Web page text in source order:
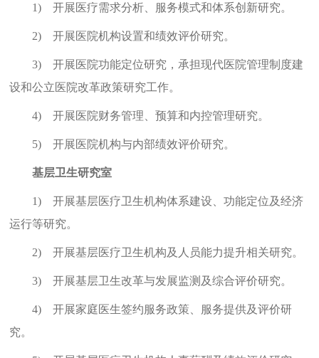
1) 开展医疗需求分析、服务模式和体系创新研究。
2) 开展医院机构设置和绩效评价研究。
3)
开展医院功能定位研究，承担现代医院管理制度建
设和公立医院改革政策研究工作。
4) 开展医院财务管理、预算和内控管理研究。
5) 开展医院机构与内部绩效评价研究。
基层卫生研究室
1)
开展基层医疗卫生机构体系建设、功能定位及经济
运行等研究。
2) 开展基层医疗卫生机构及人员能力提升相关研究。
3) 开展基层卫生改革与发展监测及综合评价研究。
4)
开展家庭医生签约服务政策、服务提供及评价研
究。